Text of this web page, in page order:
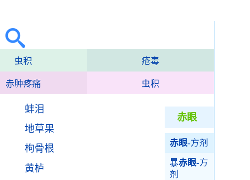
虫积 疮毒
赤肿疼痛 虫积
赤眼
赤眼-方剂
暴赤眼-方
剂
蚌泪
地草果
枸骨根
黄栌